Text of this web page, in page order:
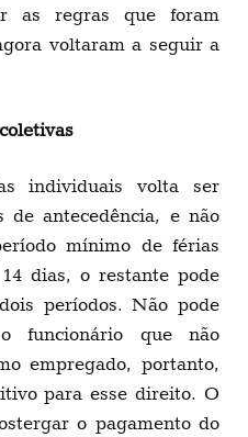
as regras que foram
voltaram a seguir a
individuais volta ser
de antecedência, e não
mínimo de férias
dias, o restante pode
períodos. Não pode
funcionário que não
empregado, portanto,
para esse direito. O
o pagamento do